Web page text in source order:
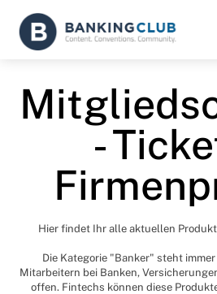
-
Hier findet Ihr alle aktuellen
Die Kategorie "Banker" steht
Mitarbeitern bei Banken,
offen. Fintechs können diese